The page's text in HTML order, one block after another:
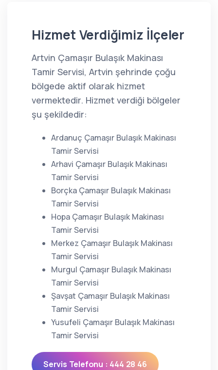
Hizmet Verdiğimiz İlçeler
Artvin Çamaşır Bulaşık Makinası
Tamir Servisi, Artvin şehrinde çoğu
bölgede aktif olarak hizmet
vermektedir. Hizmet verdiği bölgeler
şu şekildedir:
Ardanuç Çamaşır Bulaşık Makinası
Tamir Servisi
Arhavi Çamaşır Bulaşık Makinası
Tamir Servisi
Borçka Çamaşır Bulaşık Makinası
Tamir Servisi
Hopa Çamaşır Bulaşık Makinası
Tamir Servisi
Merkez Çamaşır Bulaşık Makinası
Tamir Servisi
Murgul Çamaşır Bulaşık Makinası
Tamir Servisi
Şavşat Çamaşır Bulaşık Makinası
Tamir Servisi
Yusufeli Çamaşır Bulaşık Makinası
Tamir Servisi
Servis Telefonu : 444 28 46